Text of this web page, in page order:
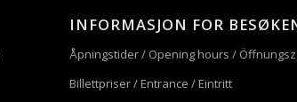
INFORMASJON FOR
Åpningstider / Opening hours /
Billettpriser / Entrance / Eintritt